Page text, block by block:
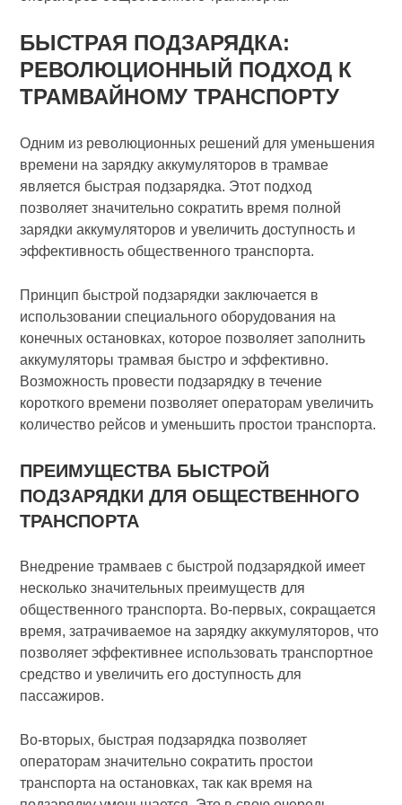
БЫСТРАЯ ПОДЗАРЯДКА:
РЕВОЛЮЦИОННЫЙ ПОДХОД К
ТРАМВАЙНОМУ ТРАНСПОРТУ
Одним из революционных решений для уменьшения
времени на зарядку аккумуляторов в трамвае
является быстрая подзарядка. Этот подход
позволяет значительно сократить время полной
зарядки аккумуляторов и увеличить доступность и
эффективность общественного транспорта.
Принцип быстрой подзарядки заключается в
использовании специального оборудования на
конечных остановках, которое позволяет заполнить
аккумуляторы трамвая быстро и эффективно.
Возможность провести подзарядку в течение
короткого времени позволяет операторам увеличить
количество рейсов и уменьшить простои транспорта.
ПРЕИМУЩЕСТВА БЫСТРОЙ
ПОДЗАРЯДКИ ДЛЯ ОБЩЕСТВЕННОГО
ТРАНСПОРТА
Внедрение трамваев с быстрой подзарядкой имеет
несколько значительных преимуществ для
общественного транспорта. Во-первых, сокращается
время, затрачиваемое на зарядку аккумуляторов, что
позволяет эффективнее использовать транспортное
средство и увеличить его доступность для
пассажиров.
Во-вторых, быстрая подзарядка позволяет
операторам значительно сократить простои
транспорта на остановках, так как время на